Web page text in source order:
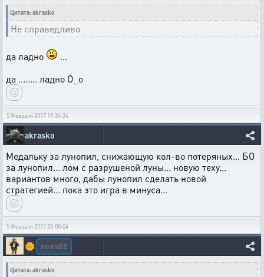
Цитата: akrasko
Не справедливо
да ладно
...
да ........ ладно О_о
5 Февраля 2017 19:24:34
akrasko
Медальку за лунопил, снижающую кол-во потеряных... БО
за лунопил... лом с разрушеной луны... новую теху...
вариантов много, дабы лунопил сделать новой
стратегией... пока это игра в минуса...
5 Февраля 2017 20:08:04
🌼 вова88
Цитата: akrasko